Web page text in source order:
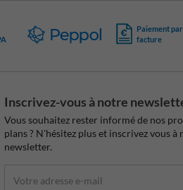
Paiement par
facture
Inscrivez-vous à notre
Vous souhaitez rester informé de nos
plans ? N'hésitez plus et inscrivez vous à
newsletter.